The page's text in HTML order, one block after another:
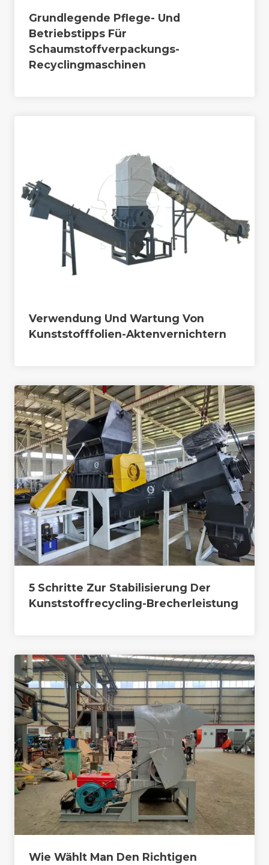
Grundlegende Pflege- Und
Betriebstipps Für
Schaumstoffverpackungs-
Recyclingmaschinen
Verwendung Und Wartung Von
Kunststofffolien-Aktenvernichtern
5 Schritte Zur Stabilisierung Der
Kunststoffrecycling-Brecherleistung
Wie Wählt Man Den Richtigen